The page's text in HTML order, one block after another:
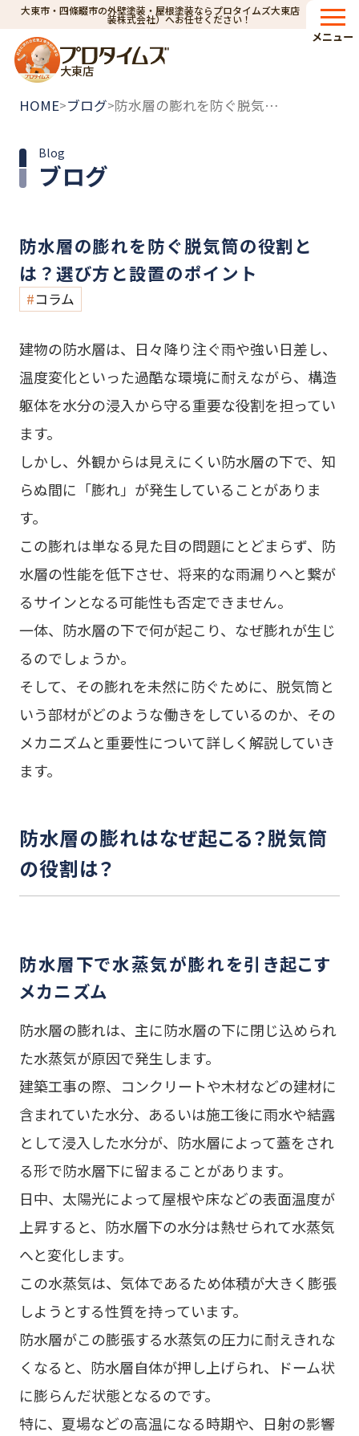
大東市・四條畷市の外壁塗装・屋根塗装ならプロタイムズ大東店（小林建
装株式会社）へお任せください！
大東店
メニュー
HOME>ブログ> 防水層の膨れを防ぐ脱気筒の役割とは？選び方と設置のポイント
ブログ
Blog
防水層の膨れを防ぐ脱気筒の役割と
は？選び方と設置のポイント
コラム
建物の防水層は、日々降り注ぐ雨や強い日差し、
温度変化といった過酷な環境に耐えながら、構造
躯体を水分の浸入から守る重要な役割を担ってい
ます。
しかし、外観からは見えにくい防水層の下で、知
らぬ間に「膨れ」が発生していることがありま
す。
この膨れは単なる見た目の問題にとどまらず、防
水層の性能を低下させ、将来的な雨漏りへと繋が
るサインとなる可能性も否定できません。
一体、防水層の下で何が起こり、なぜ膨れが生じ
るのでしょうか。
そして、その膨れを未然に防ぐために、脱気筒と
いう部材がどのような働きをしているのか、その
メカニズムと重要性について詳しく解説していき
ます。
防水層の膨れはなぜ起こる？脱気筒
の役割は？
防水層下で水蒸気が膨れを引き起こす
メカニズム
防水層の膨れは、主に防水層の下に閉じ込められ
た水蒸気が原因で発生します。
建築工事の際、コンクリートや木材などの建材に
含まれていた水分、あるいは施工後に雨水や結露
として浸入した水分が、防水層によって蓋をされ
る形で防水層下に留まることがあります。
日中、太陽光によって屋根や床などの表面温度が
上昇すると、防水層下の水分は熱せられて水蒸気
へと変化します。
この水蒸気は、気体であるため体積が大きく膨張
しようとする性質を持っています。
防水層がこの膨張する水蒸気の圧力に耐えきれな
くなると、防水層自体が押し上げられ、ドーム状
に膨らんだ状態となるのです。
特に、夏場などの高温になる時期や、日射の影響